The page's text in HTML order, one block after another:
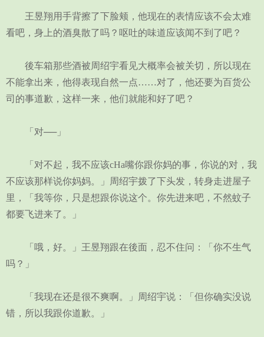
王昱翔用手背擦了下脸颊，他现在的表情应该不会太难
看吧，身上的酒臭散了吗？呕吐的味道应该闻不到了吧？
後车箱那些酒被周绍宇看见大概率会被关切，所以现在
不能拿出来，他得表现自然一点……对了，他还要为百货公
司的事道歉，这样一来，他们就能和好了吧？
「对──」
「对不起，我不应该cHa嘴你跟你妈的事，你说的对，我
不应该那样说你妈妈。」周绍宇拨了下头发，转身走进屋子
里，「我等你，只是想跟你说这个。你先进来吧，不然蚊子
都要飞进来了。」
「哦，好。」王昱翔跟在後面，忍不住问：「你不生气
吗？」
「我现在还是很不爽啊。」周绍宇说：「但你确实没说
错，所以我跟你道歉。」